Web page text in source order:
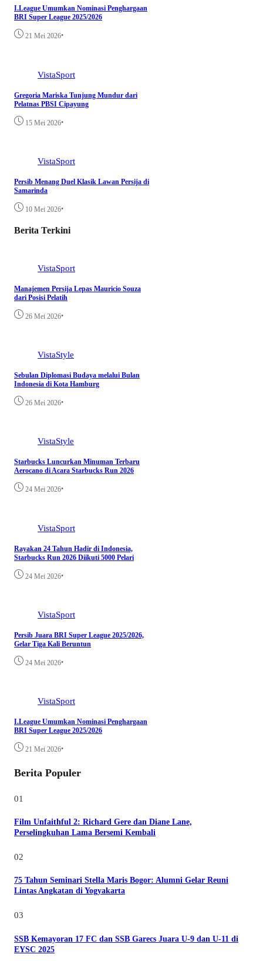
I.League Umumkan Nominasi Penghargaan
BRI Super League 2025/2026
21 Mei 2026•
VistaSport
Gregoria Mariska Tunjung Mundur dari
Pelatnas PBSI Cipayung
15 Mei 2026•
VistaSport
Persib Menang Duel Klasik Lawan Persija di
Samarinda
10 Mei 2026•
Berita Terkini
VistaSport
Manajemen Persija Lepas Mauricio Souza
dari Posisi Pelatih
26 Mei 2026•
VistaStyle
Sebulan Diplomasi Budaya melalui Bulan
Indonesia di Kota Hamburg
26 Mei 2026•
VistaStyle
Starbucks Luncurkan Minuman Terbaru
Aerocano di Acara Starbucks Run 2026
24 Mei 2026•
VistaSport
Rayakan 24 Tahun Hadir di Indonesia,
Starbucks Run 2026 Diikuti 5000 Pelari
24 Mei 2026•
VistaSport
Persib Juara BRI Super League 2025/2026,
Gelar Tiga Kali Beruntun
24 Mei 2026•
VistaSport
I.League Umumkan Nominasi Penghargaan
BRI Super League 2025/2026
21 Mei 2026•
Berita Populer
01
Film Unfaithful 2: Richard Gere dan Diane Lane,
Perselingkuhan Lama Bersemi Kembali
02
75 Tahun Seminari Stella Maris Bogor: Alumni Gelar Reuni
Lintas Angkatan di Yogyakarta
03
SSB Kemayoran 17 FC dan SSB Garecs Juara U-9 dan U-11 di
EYSC 2025